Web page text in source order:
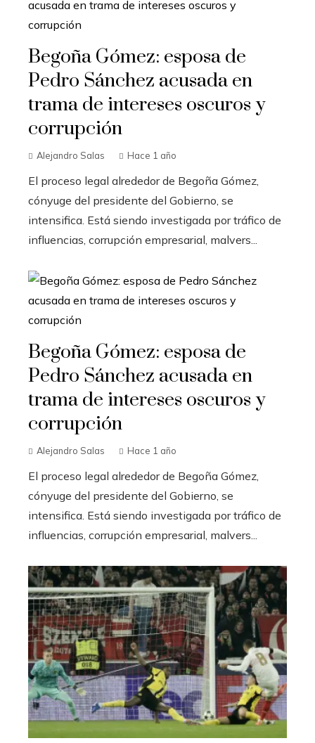
Begoña Gómez: esposa de
Pedro Sánchez acusada en
trama de intereses oscuros y
corrupción
Alejandro Salas Hace 1 año
El proceso legal alrededor de Begoña Gómez,
cónyuge del presidente del Gobierno, se
intensifica. Está siendo investigada por tráfico de
influencias, corrupción empresarial, malvers...
Begoña Gómez: esposa de
Pedro Sánchez acusada en
trama de intereses oscuros y
corrupción
Alejandro Salas Hace 1 año
El proceso legal alrededor de Begoña Gómez,
cónyuge del presidente del Gobierno, se
intensifica. Está siendo investigada por tráfico de
influencias, corrupción empresarial, malvers...